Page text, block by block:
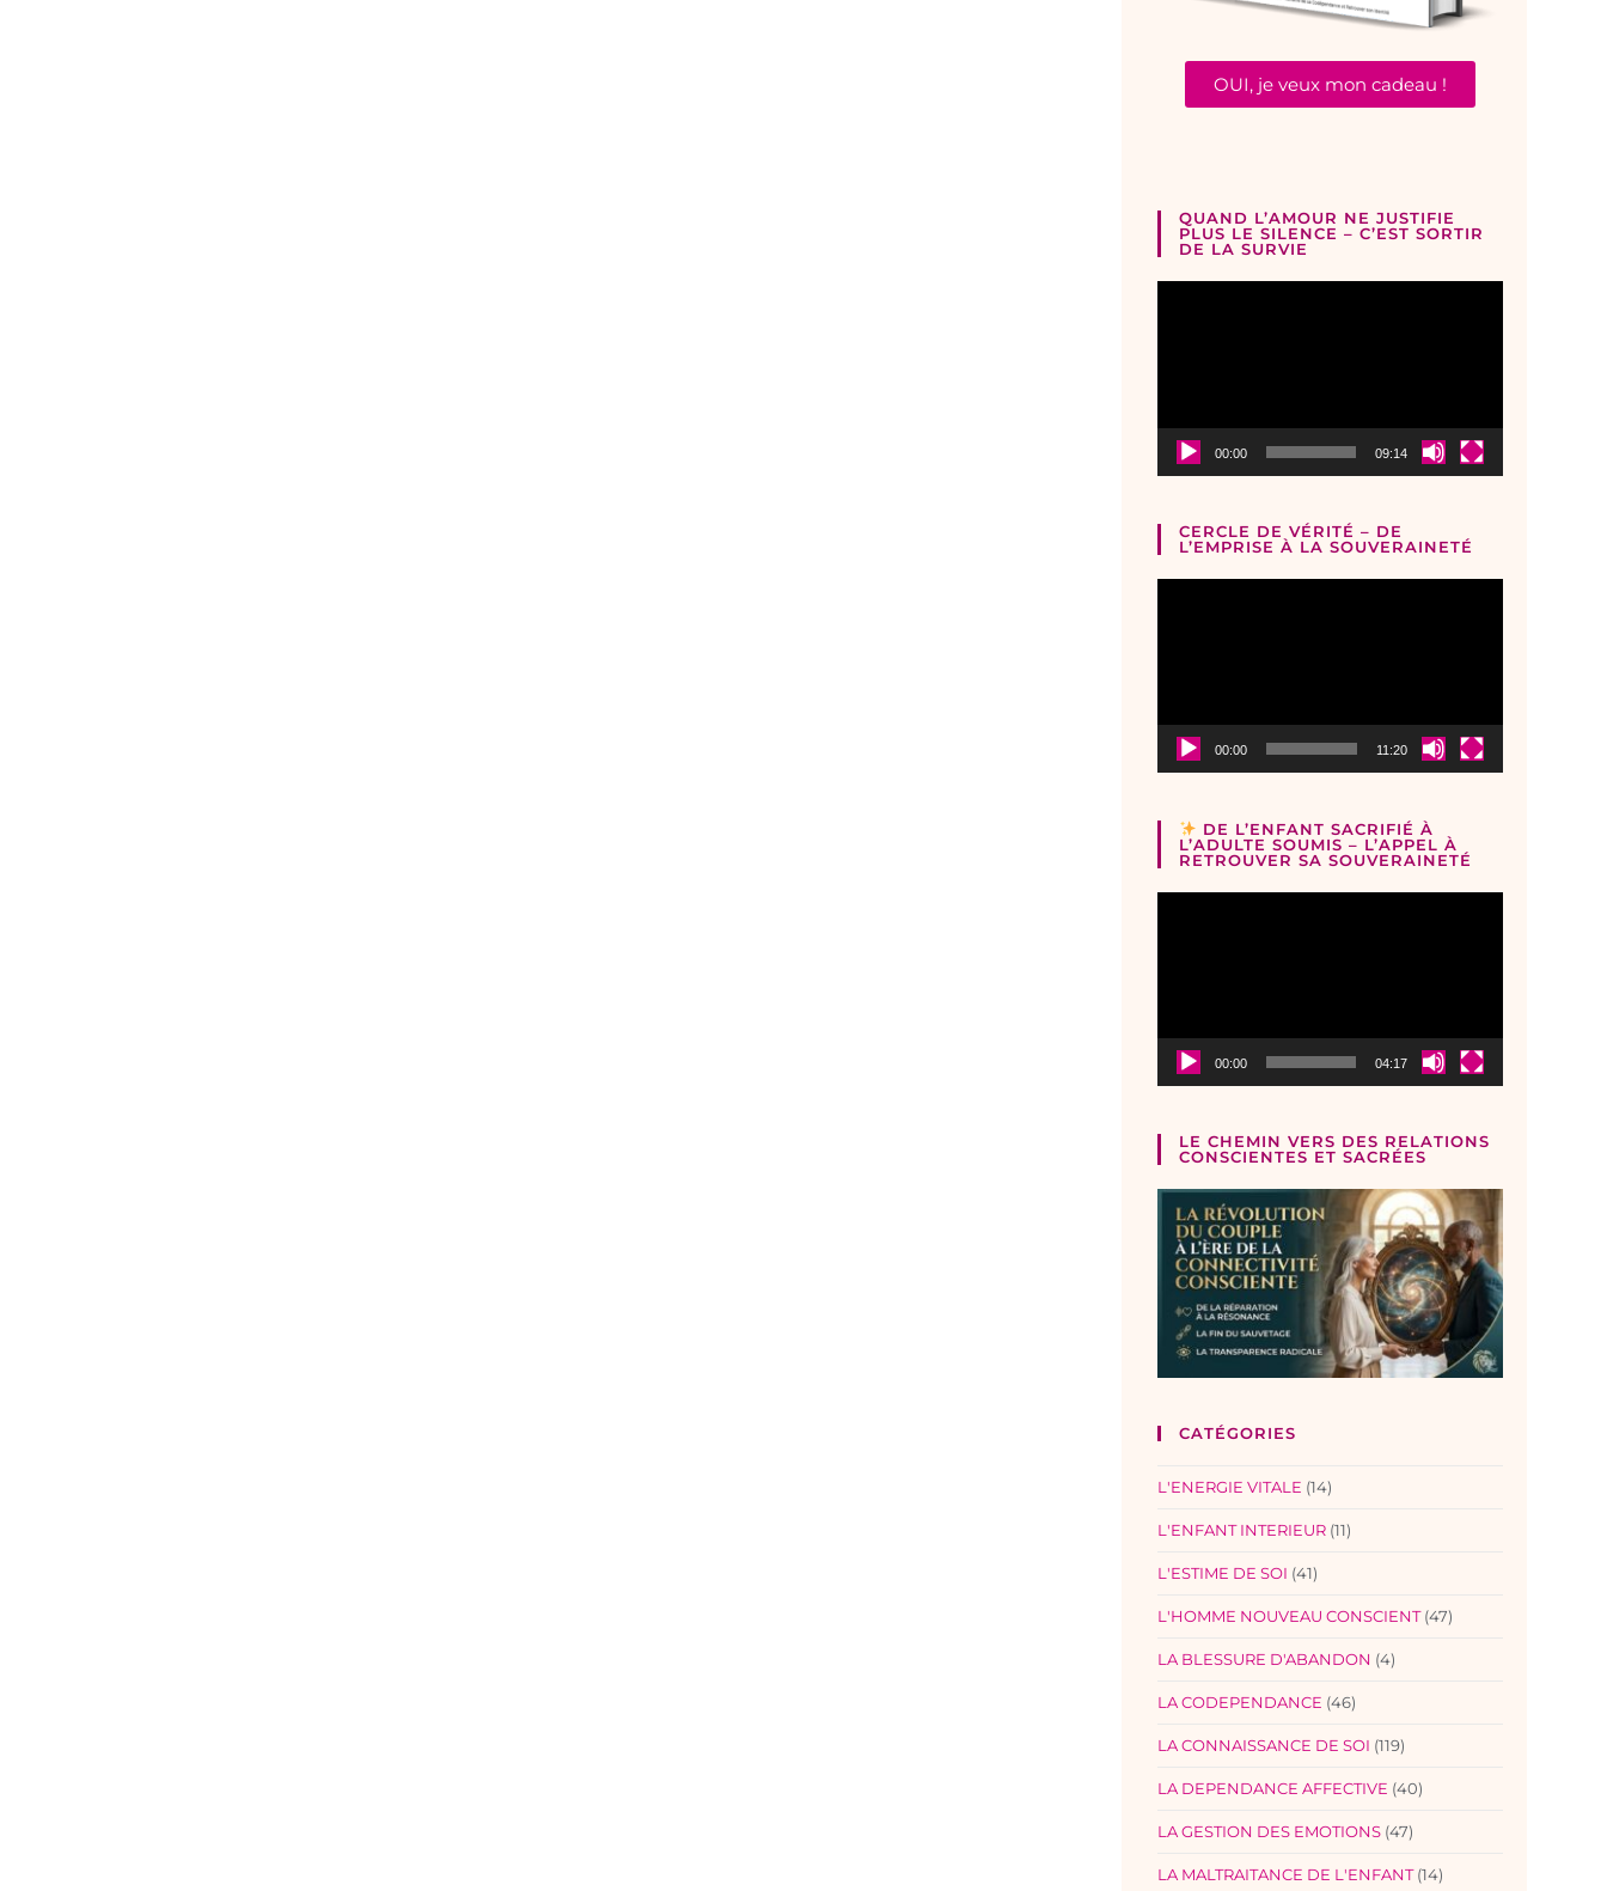
OUI, je veux mon cadeau !
QUAND L’AMOUR NE JUSTIFIE
PLUS LE SILENCE – C’EST SORTIR
DE LA SURVIE
00:00 09:14
CERCLE DE VÉRITÉ – DE
L’EMPRISE À LA SOUVERAINETÉ
00:00 11:20
DE L’ENFANT SACRIFIÉ À
L’ADULTE SOUMIS – L’APPEL À
RETROUVER SA SOUVERAINETÉ
00:00 04:17
LE CHEMIN VERS DES RELATIONS
CONSCIENTES ET SACRÉES
CATÉGORIES
L'ENERGIE VITALE (14)
L'ENFANT INTERIEUR (11)
L'ESTIME DE SOI (41)
L'HOMME NOUVEAU CONSCIENT (47)
LA BLESSURE D'ABANDON (4)
LA CODEPENDANCE (46)
LA CONNAISSANCE DE SOI (119)
LA DEPENDANCE AFFECTIVE (40)
LA GESTION DES EMOTIONS (47)
LA MALTRAITANCE DE L'ENFANT (14)